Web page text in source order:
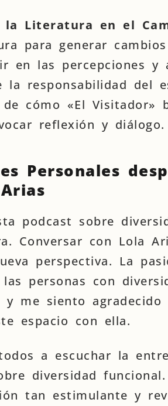
la Literatura en el
para generar
en las percepciones y
la responsabilidad del
cómo «El Visitador»
reflexión y diálogo.
Personales
podcast sobre
Conversar con Lola
perspectiva. La
personas con
y me siento
espacio con ella.
a escuchar la
diversidad
tan estimulante y